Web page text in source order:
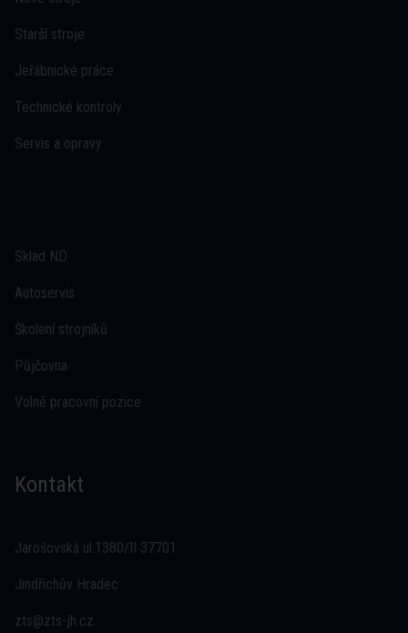
Starší stroje
Jeřábnické práce
Technické kontroly
Servis a opravy
Sklad ND
Autoservis
Školení strojníků
Půjčovna
Volné pracovní pozice
Kontakt
Jarošovská ul.1380/II 37701
Jindřichův Hradec
zts@zts-jh.cz